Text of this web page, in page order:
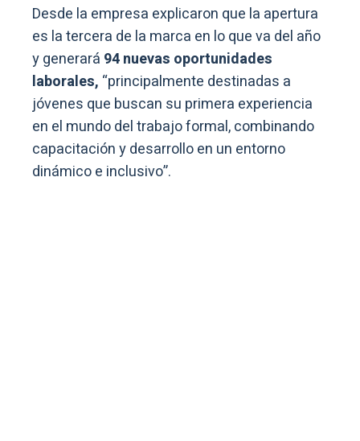
Desde la empresa explicaron que la apertura
es la tercera de la marca en lo que va del año
y generará 94 nuevas oportunidades
laborales, “principalmente destinadas a
jóvenes que buscan su primera experiencia
en el mundo del trabajo formal, combinando
capacitación y desarrollo en un entorno
dinámico e inclusivo”.